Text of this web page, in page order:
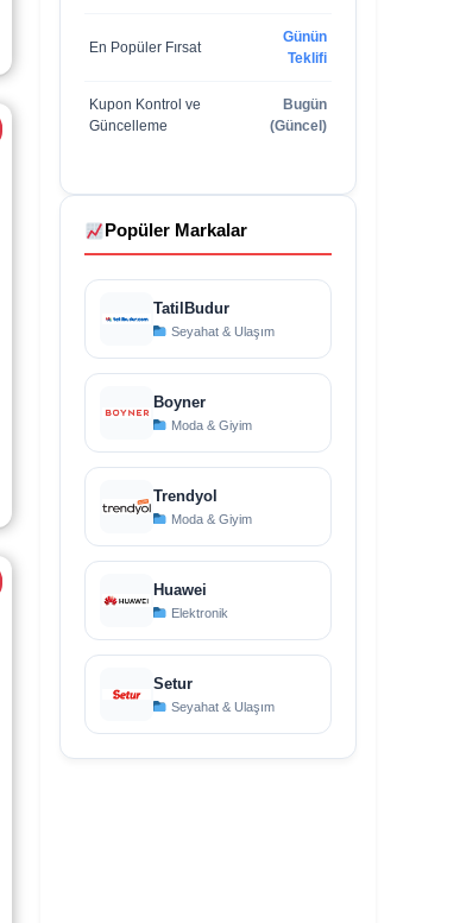
En Popüler Fırsat
Günün
Teklifi
Kupon Kontrol ve
Güncelleme
Bugün
(Güncel)
Popüler Markalar
TatilBudur
Seyahat & Ulaşım
Boyner
Moda & Giyim
Trendyol
Moda & Giyim
Huawei
Elektronik
Setur
Seyahat & Ulaşım